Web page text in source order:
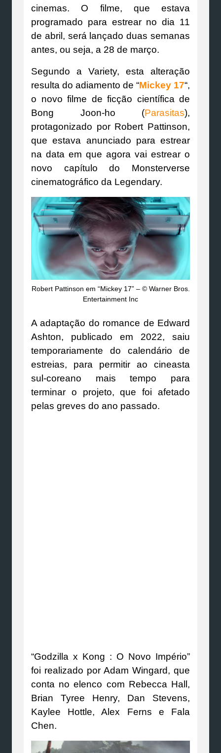
cinemas. O filme, que estava
programado para estrear no dia 11
de abril, será lançado duas semanas
antes, ou seja, a 28 de março.
Segundo a Variety, esta alteração
resulta do adiamento de “Mickey 17“,
o novo filme de ficção científica de
Bong Joon-ho (Parasitas),
protagonizado por Robert Pattinson,
que estava anunciado para estrear
na data em que agora vai estrear o
novo capítulo do Monsterverse
cinematográfico da Legendary.
Robert Pattinson em “Mickey 17” – © Warner Bros.
Entertainment Inc
A adaptação do romance de Edward
Ashton, publicado em 2022, saiu
temporariamente do calendário de
estreias, para permitir ao cineasta
sul-coreano mais tempo para
terminar o projeto, que foi afetado
pelas greves do ano passado.
“Godzilla x Kong : O Novo Império”
foi realizado por Adam Wingard, que
conta no elenco com Rebecca Hall,
Brian Tyree Henry, Dan Stevens,
Kaylee Hottle, Alex Ferns e Fala
Chen.